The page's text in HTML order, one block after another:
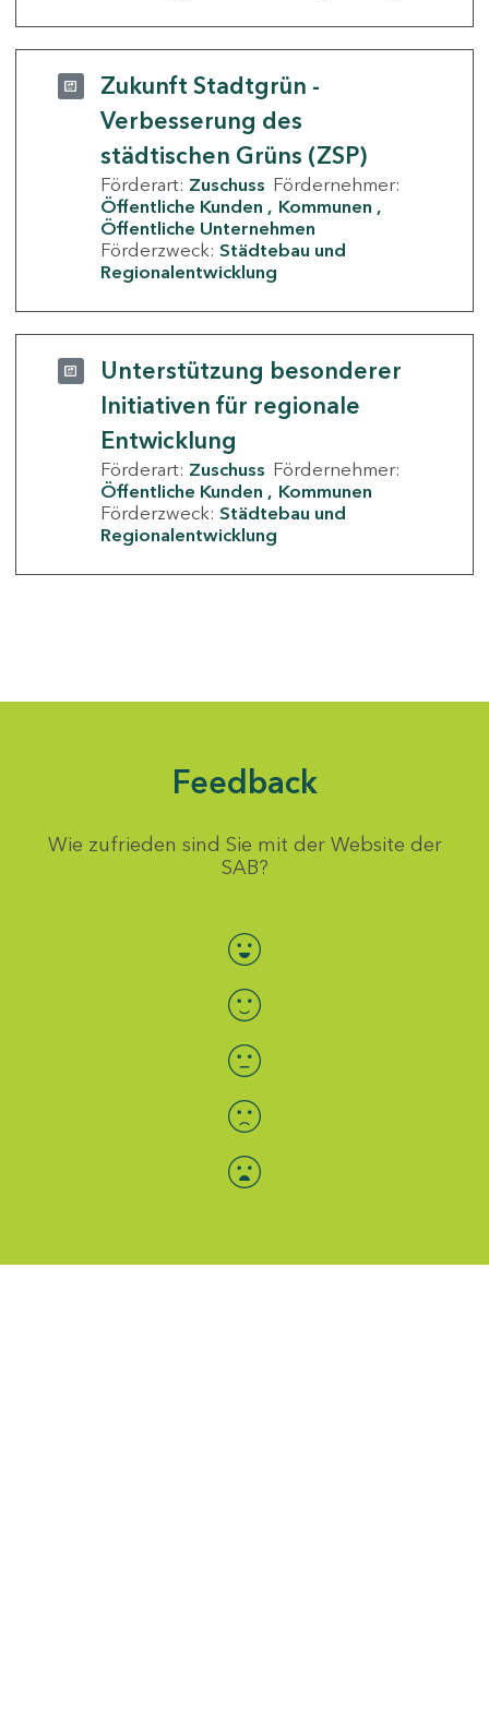
Zukunft Stadtgrün -
Verbesserung des
städtischen Grüns (ZSP)
Förderart: Zuschuss Fördernehmer:
Öffentliche Kunden
Kommunen
Öffentliche Unternehmen
Förderzweck: Städtebau und
Regionalentwicklung
Unterstützung besonderer
Initiativen für regionale
Entwicklung
Förderart: Zuschuss Fördernehmer:
Öffentliche Kunden
Kommunen
Förderzweck: Städtebau und
Regionalentwicklung
Feedback
Wie zufrieden sind Sie mit der Website der
SAB?
Bewertung auswählen